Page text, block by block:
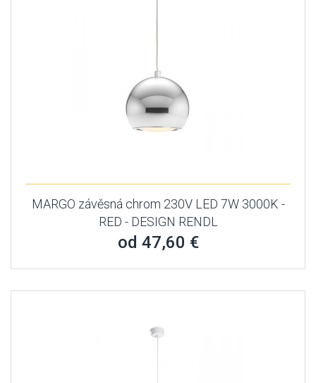
MARGO závěsná chrom 230V LED 7W 3000K -
RED - DESIGN RENDL
od 47,60 €